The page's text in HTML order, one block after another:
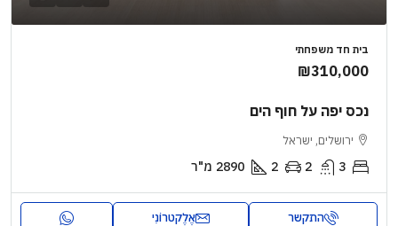
בית חד משפחתי
₪310,000
נכס יפה על חוף הים
ירושלים, ישראל
3
2
2
2890 מ"ר
התקשר אֶלֶקטרוֹנִי